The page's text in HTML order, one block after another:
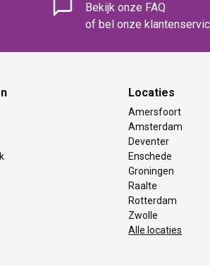
Bekijk onze FAQ
of bel onze
Locaties
Amersfoort
Amsterdam
Deventer
Enschede
Groningen
Raalte
Rotterdam
Zwolle
Alle locaties